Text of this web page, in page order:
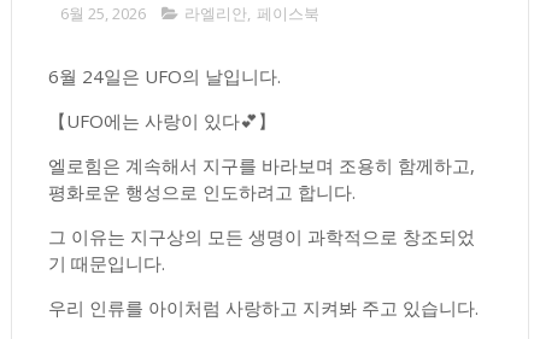
6월 25, 2026 라엘리안, 페이스북
6월 24일은 UFO의 날입니다.
【UFO에는 사랑이 있다💕】
엘로힘은 계속해서 지구를 바라보며 조용히 함께하고,
평화로운 행성으로 인도하려고 합니다.
그 이유는 지구상의 모든 생명이 과학적으로 창조되었
기 때문입니다.
우리 인류를 아이처럼 사랑하고 지켜봐 주고 있습니다.